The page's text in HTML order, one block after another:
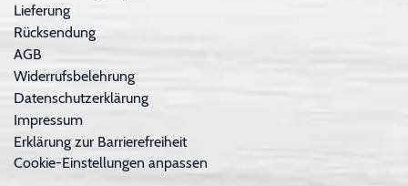
Lieferung
Rücksendung
AGB
Widerrufsbelehrung
Datenschutzerklärung
Impressum
Erklärung zur Barrierefreiheit
Cookie-Einstellungen anpassen